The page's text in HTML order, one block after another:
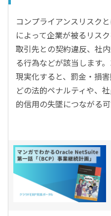
コンプライアンスリスク
によって企業が被るリス
取引先との契約違反、社
る行為などが該当します
現実化すると、罰金・損
どの法的ペナルティや、
的信用の失墜につながる可